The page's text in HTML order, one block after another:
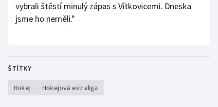
vybrali štěstí minulý zápas s Vítkovicemi. Dneska
jsme ho neměli."
ŠTÍTKY
Hokej Hokejová extraliga